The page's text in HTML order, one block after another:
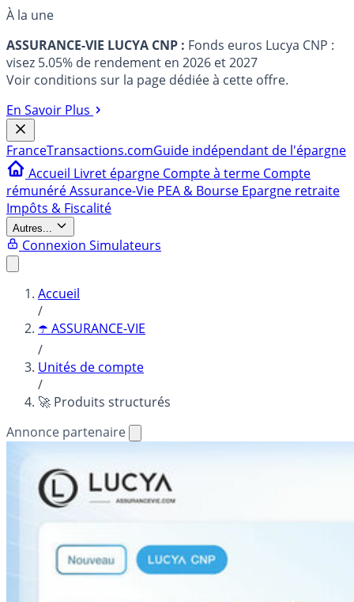
À la une
ASSURANCE-VIE LUCYA CNP : Fonds euros Lucya CNP :
visez 5.05% de rendement en 2026 et 2027
Voir conditions sur la page dédiée à cette offre.
En Savoir Plus
FranceTransactions.comGuide indépendant de l'épargne
Accueil Livret épargne Compte à terme Compte
rémunéréAssurance-Vie PEA & Bourse Epargne retraite
Impôts & Fiscalité
Autres...
Connexion Simulateurs
Accueil
/
☂️ ASSURANCE-VIE
/
Unités de compte
/
🚀 Produits structurés
Annonce partenaire